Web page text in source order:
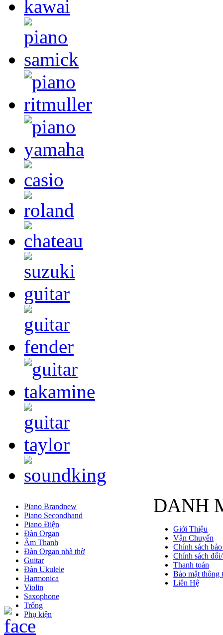
DANH
Piano Brandnew
Piano Secondhand
Piano Điện
Đàn Organ
Âm Thanh
Đàn Organ nhà thờ
Guitar
Đàn Ukulele
Harmonica
Violin
Saxophone
Trống
Phụ kiện
Giới Thiệu
Vận Chuyển
Chính sách
Chính sách
Thanh toán
Bảo mật thông
Liên Hệ